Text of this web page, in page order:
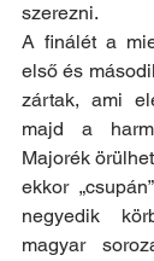
szerezni.
A finálét a
első és
zártak, ami
majd a
Majorék
ekkor
negyedik
magyar